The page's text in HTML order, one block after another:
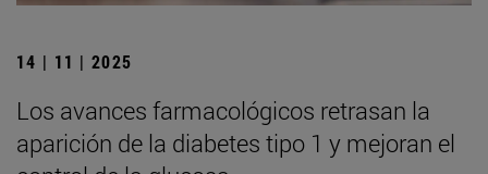
14 | 11 | 2025
Los avances farmacológicos retrasan la
aparición de la diabetes tipo 1 y mejoran el